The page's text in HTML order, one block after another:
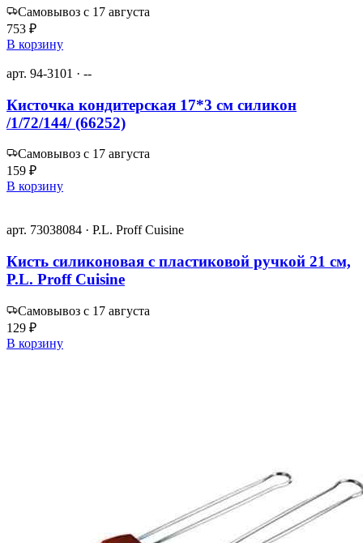
Самовывоз с 17 августа
753 ₽
В корзину
арт. 94-3101 · --
Кисточка кондитерская 17*3 см силикон
/1/72/144/ (66252)
Самовывоз с 17 августа
159 ₽
В корзину
арт. 73038084 · P.L. Proff Cuisine
Кисть силиконовая с пластиковой ручкой 21 см,
P.L. Proff Cuisine
Самовывоз с 17 августа
129 ₽
В корзину